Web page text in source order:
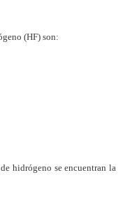
(HF) son:
hidrógeno se encuentran la